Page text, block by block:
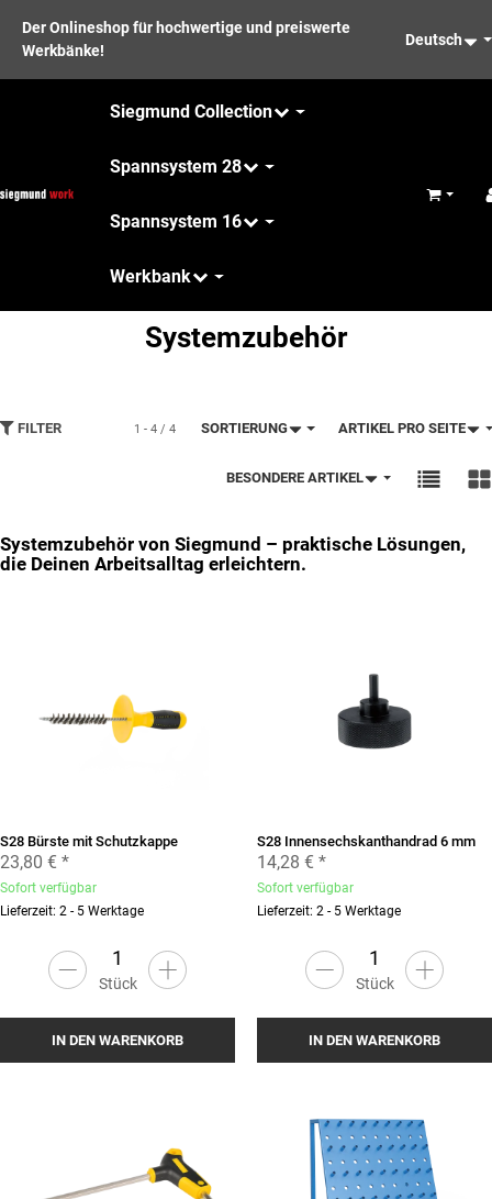
Der Onlineshop für hochwertige und preiswerte
Werkbänke!
Deutsch
Siegmund Collection
Spannsystem 28
Spannsystem 16
Werkbank
Systemzubehör
FILTER 1 - 4 / 4 SORTIERUNG ARTIKEL PRO SEITE
BESONDERE ARTIKEL
Systemzubehör von Siegmund – praktische Lösungen,
die Deinen Arbeitsalltag erleichtern.
S28 Bürste mit Schutzkappe
23,80 € *
Sofort verfügbar
Lieferzeit: 2 - 5 Werktage
Stück
IN DEN WARENKORB
S28 Innensechskanthandrad 6 mm
14,28 € *
Sofort verfügbar
Lieferzeit: 2 - 5 Werktage
Stück
IN DEN WARENKORB